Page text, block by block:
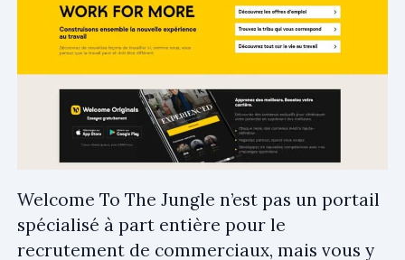
Welcome To The Jungle n’est pas un portail
spécialisé à part entière pour le
recrutement de commerciaux, mais vous y